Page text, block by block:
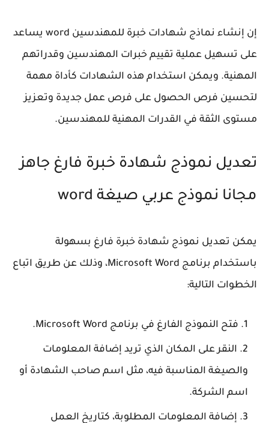
إن إنشاء نماذج شهادات خبرة للمهندسين word يساعد
على تسهيل عملية تقييم خبرات المهندسين وقدراتهم
المهنية. ويمكن استخدام هذه الشهادات كأداة مهمة
لتحسين فرص الحصول على فرص عمل جديدة وتعزيز
مستوى الثقة في القدرات المهنية للمهندسين.
تعديل نموذج شهادة خبرة فارغ جاهز
مجانا نموذج عربي صيغة word
يمكن تعديل نموذج شهادة خبرة فارغ بسهولة
باستخدام برنامج Microsoft Word، وذلك عن طريق اتباع
الخطوات التالية:
فتح النموذج الفارغ في برنامج Microsoft Word.
النقر على المكان الذي تريد إضافة المعلومات
والصيغة المناسبة فيه، مثل اسم صاحب الشهادة أو
اسم الشركة.
إضافة المعلومات المطلوبة، كتاريخ العمل